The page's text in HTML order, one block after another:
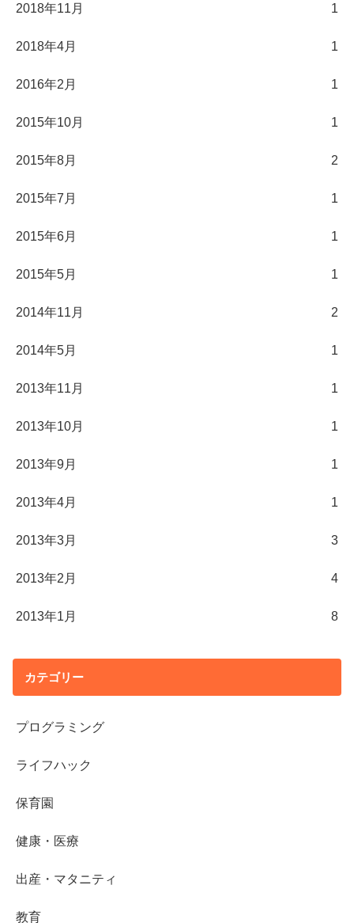
2018年11月 1
2018年4月 1
2016年2月 1
2015年10月 1
2015年8月 2
2015年7月 1
2015年6月 1
2015年5月 1
2014年11月 2
2014年5月 1
2013年11月 1
2013年10月 1
2013年9月 1
2013年4月 1
2013年3月 3
2013年2月 4
2013年1月 8
カテゴリー
プログラミング
ライフハック
保育園
健康・医療
出産・マタニティ
教育